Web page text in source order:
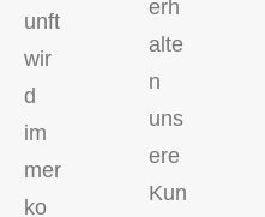
unft
wir
d
im
mer
ko
erh
alte
n
uns
ere
Kun